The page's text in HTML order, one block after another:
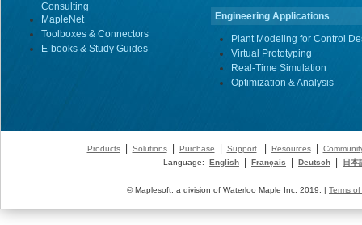
Consulting
MapleNet
Toolboxes & Connectors
E-books & Study Guides
Engineering Applications
Plant Modeling for Control
Virtual Prototyping
Real-Time Simulation
Optimization & Analysis
Products| Solutions| Purchase Support| Resources|
Language:
English Français Deutsch 日本
© Maplesoft, a division of Waterloo Maple Inc. 2019. | Terms